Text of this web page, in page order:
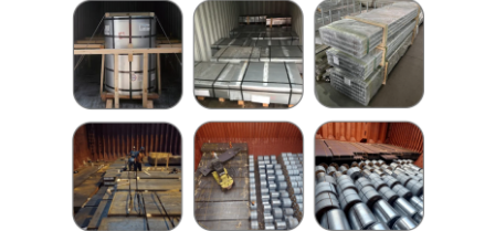
Труба из нержавеющей стали 316L
2205 Плитка из нержавеющей стали
Отполированная плита нержавеющей стали
декоративная трубка из нержавеющей стали
бар нержавеющей стали